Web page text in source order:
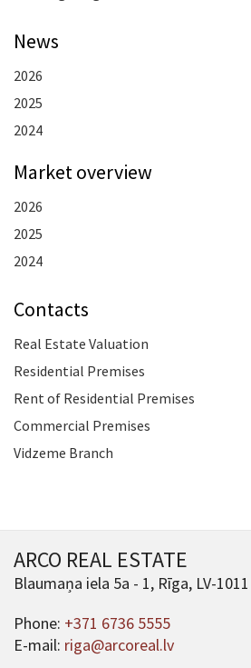
News
2026
2025
2024
Market overview
2026
2025
2024
Contacts
Real Estate Valuation
Residential Premises
Rent of Residential Premises
Commercial Premises
Vidzeme Branch
ARCO REAL ESTATE
Blaumaņa iela 5a - 1, Rīga, LV-1011
Phone: +371 6736 5555
E-mail: riga@arcoreal.lv